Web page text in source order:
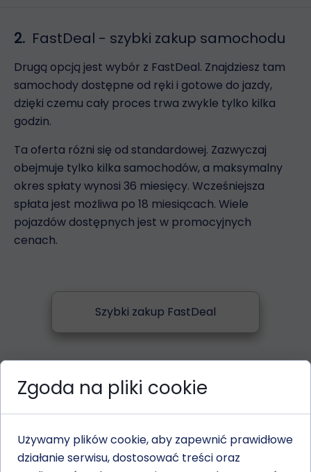
2. FastDeal - szybki zakup samochodu
Drugą opcją jest wybór z FastDeal. Znajdziesz tam
samochody dostępne od ręki i gotowe do jazdy,
dzięki czemu cały proces trwa zwykle tylko kilka
godzin.
Ta oferta różni się od standardowej. Zazwyczaj
obejmuje tylko kilka samochodów, a maksymalny
okres spłaty wynosi 36 miesięcy. Wcześniejsza
spłata jest możliwa po 18 miesiącach. Wiele
pojazdów dostępnych jest w promocyjnych
cenach.
Szybki zakup FastDeal
3.Komisy zewnętrzne
Zgoda na pliki cookie
Używamy plików cookie, aby zapewnić prawidłowe
działanie serwisu, dostosować treści oraz